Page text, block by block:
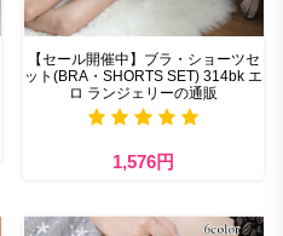
【セール開催中】ブラ・ショーツセ
ット(BRA・SHORTS SET) 314bk エ
ロ ランジェリーの通販
1,576円